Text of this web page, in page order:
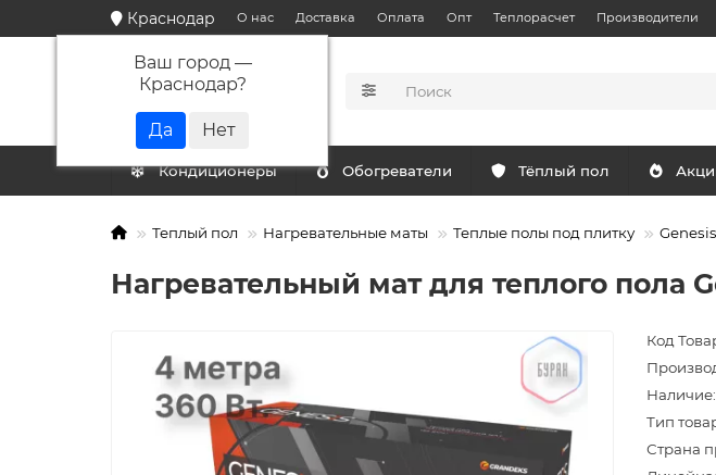
Краснодар
Ваш город —
Краснодар?
О нас Доставка Оплата Опт Теплорасчет Производители
КАТАЛОГ
Кондиционеры Обогреватели Тёплый пол
Теплый пол Нагревательные маты Теплые полы под плитку Genesis
Нагревательный мат для теплого пола
Код
Наличие:
Тип
Страна